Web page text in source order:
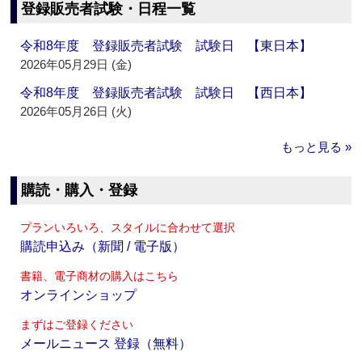
登録販売者試験・日程一覧
令和8年度 登録販売者試験 試験日 【東日本】
2026年05月29日 (金)
令和8年度 登録販売者試験 試験日 【西日本】
2026年05月26日 (火)
もっと見る »
購読・購入・登録
プランいろいろ、スタイルに合わせて選択
購読申込み（新聞 / 電子版）
書籍、電子商材の購入はこちら
オンラインショップ
まずはご登録ください
メールニュース 登録（無料）